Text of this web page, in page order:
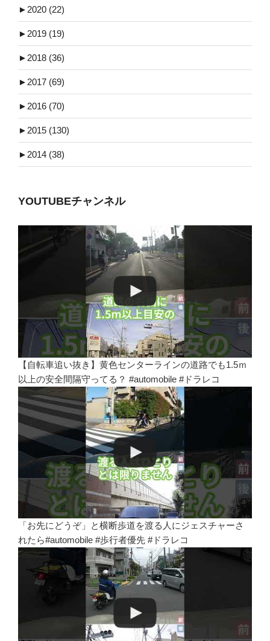
► 2020 (22)
► 2019 (19)
► 2018 (36)
► 2017 (69)
► 2016 (70)
► 2015 (130)
► 2014 (38)
YOUTUBEチャンネル
【自転車追い抜き】黄色センターラインの道路でも1.5ｍ
以上の安全間隔守ってる？ #automobile #ドラレコ
「お先にどうぞ」と横断歩道を渡る人にジェスチャーさ
れたら#automobile #歩行者優先 #ドラレコ